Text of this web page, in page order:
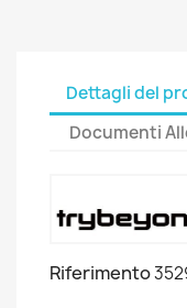
Dettagli del
Documenti
Riferimento